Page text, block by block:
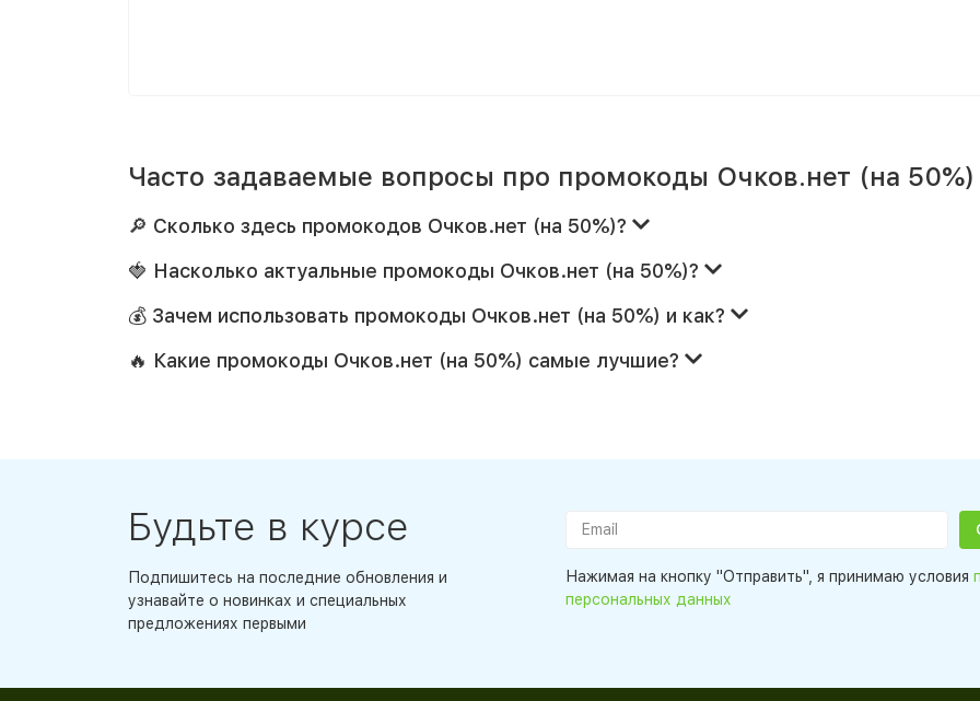
Часто задаваемые вопросы про промокоды Очков.нет (на 50%)
🔎 Сколько здесь промокодов Очков.нет (на 50%)?
🍓 Насколько актуальные промокоды Очков.нет (на 50%)?
💰 Зачем использовать промокоды Очков.нет (на 50%) и как?
🔥 Какие промокоды Очков.нет (на 50%) самые лучшие?
Будьте в курсе
Подпишитесь на последние обновления и
узнавайте о новинках и специальных
предложениях первыми
Нажимая на кнопку "Отправить", я принимаю условия
персональных данных